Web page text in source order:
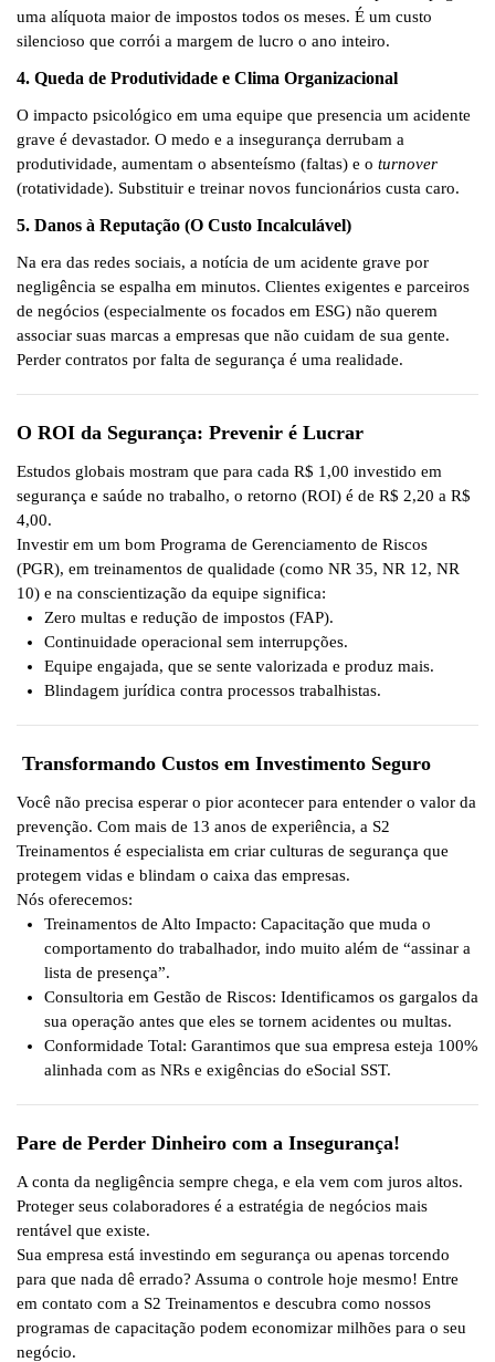
uma alíquota maior de impostos todos os meses. É um custo
silencioso que corrói a margem de lucro o ano inteiro.
4. Queda de Produtividade e Clima Organizacional
O impacto psicológico em uma equipe que presencia um acidente
grave é devastador. O medo e a insegurança derrubam a
produtividade, aumentam o absenteísmo (faltas) e o turnover
(rotatividade). Substituir e treinar novos funcionários custa caro.
5. Danos à Reputação (O Custo Incalculável)
Na era das redes sociais, a notícia de um acidente grave por
negligência se espalha em minutos. Clientes exigentes e parceiros
de negócios (especialmente os focados em ESG) não querem
associar suas marcas a empresas que não cuidam de sua gente.
Perder contratos por falta de segurança é uma realidade.
O ROI da Segurança: Prevenir é Lucrar
Estudos globais mostram que para cada R$ 1,00 investido em
segurança e saúde no trabalho, o retorno (ROI) é de R$ 2,20 a R$
4,00.
Investir em um bom Programa de Gerenciamento de Riscos
(PGR), em treinamentos de qualidade (como NR 35, NR 12, NR
10) e na conscientização da equipe significa:
Zero multas e redução de impostos (FAP).
Continuidade operacional sem interrupções.
Equipe engajada, que se sente valorizada e produz mais.
Blindagem jurídica contra processos trabalhistas.
Transformando Custos em Investimento Seguro
Você não precisa esperar o pior acontecer para entender o valor da
prevenção. Com mais de 13 anos de experiência, a S2
Treinamentos é especialista em criar culturas de segurança que
protegem vidas e blindam o caixa das empresas.
Nós oferecemos:
Treinamentos de Alto Impacto: Capacitação que muda o
comportamento do trabalhador, indo muito além de “assinar a
lista de presença”.
Consultoria em Gestão de Riscos: Identificamos os gargalos da
sua operação antes que eles se tornem acidentes ou multas.
Conformidade Total: Garantimos que sua empresa esteja 100%
alinhada com as NRs e exigências do eSocial SST.
Pare de Perder Dinheiro com a Insegurança!
A conta da negligência sempre chega, e ela vem com juros altos.
Proteger seus colaboradores é a estratégia de negócios mais
rentável que existe.
Sua empresa está investindo em segurança ou apenas torcendo
para que nada dê errado? Assuma o controle hoje mesmo! Entre
em contato com a S2 Treinamentos e descubra como nossos
programas de capacitação podem economizar milhões para o seu
negócio.